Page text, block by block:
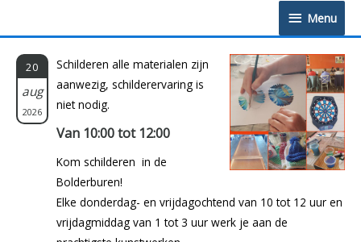
Menu
Menu
20
aug
2026
Schilderen alle materialen zijn
aanwezig, schilderervaring is
niet nodig.
Van 10:00 tot 12:00
Kom schilderen in de
Bolderburen!
Elke donderdag- en vrijdagochtend van 10 tot 12 uur en
vrijdagmiddag van 1 tot 3 uur werk je aan de